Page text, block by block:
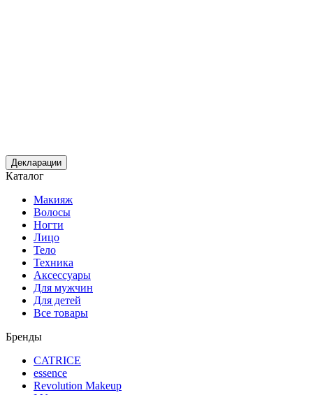
Декларации
Каталог
Макияж
Волосы
Ногти
Лицо
Тело
Техника
Аксессуары
Для мужчин
Для детей
Все товары
Бренды
CATRICE
essence
Revolution Makeup